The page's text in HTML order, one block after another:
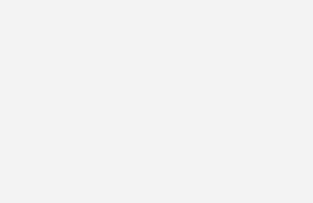
versorgten Wohneinheiten
Maßnahme zu
erneuerbare Energien beheizt werden